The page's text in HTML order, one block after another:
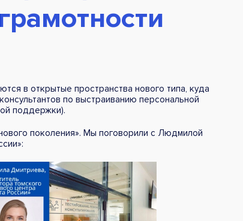
в открытые пространства нового типа, куда
по выстраиванию персональной
поддержки).
поколения». Мы поговорили с Людмилой